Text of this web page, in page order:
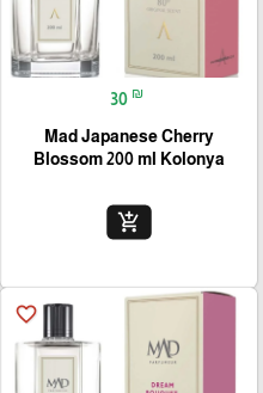
30 ₪
Mad Japanese Cherry
Blossom 200 ml Kolonya
add_shopping_cart
favorite_border